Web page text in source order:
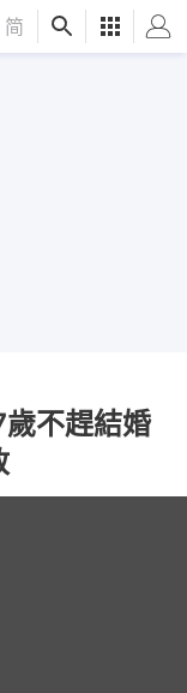
简
不趕結婚